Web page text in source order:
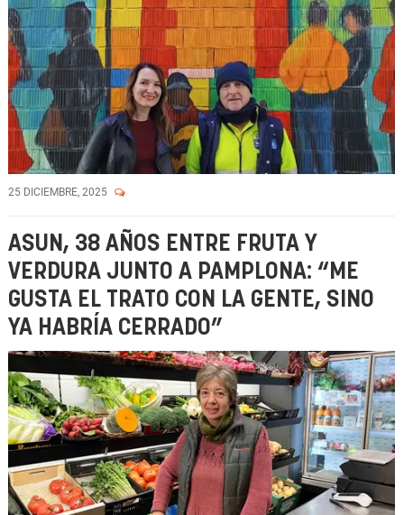
25 DICIEMBRE, 2025
ASUN, 38 AÑOS ENTRE FRUTA Y
VERDURA JUNTO A PAMPLONA: “ME
GUSTA EL TRATO CON LA GENTE, SINO
YA HABRÍA CERRADO”